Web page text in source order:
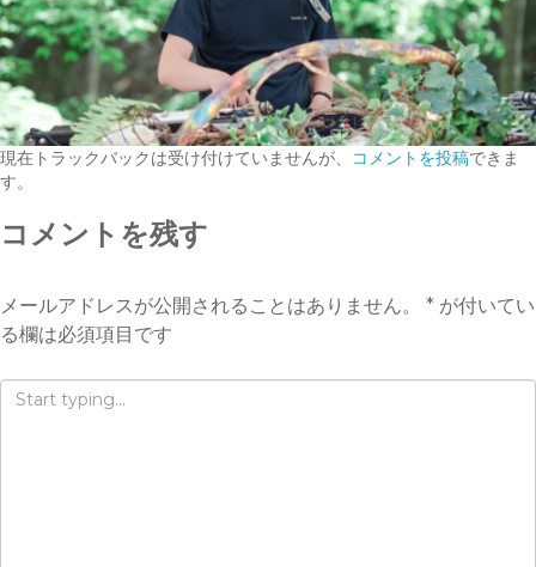
現在トラックバックは受け付けていませんが、 コメントを投稿できま
す。
コメントを残す
メールアドレスが公開されることはありません。 * が付いてい
る欄は必須項目です